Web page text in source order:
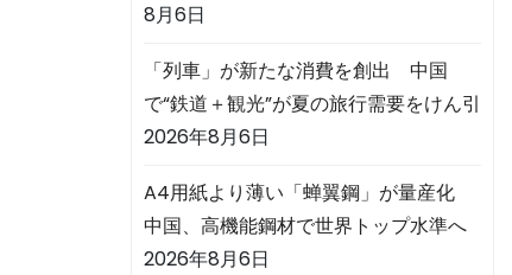
8月6日
「列車」が新たな消費を創出 中国
で“鉄道＋観光”が夏の旅行需要をけん引
2026年8月6日
A4用紙より薄い「蝉翼鋼」が量産化
中国、高機能鋼材で世界トップ水準へ
2026年8月6日